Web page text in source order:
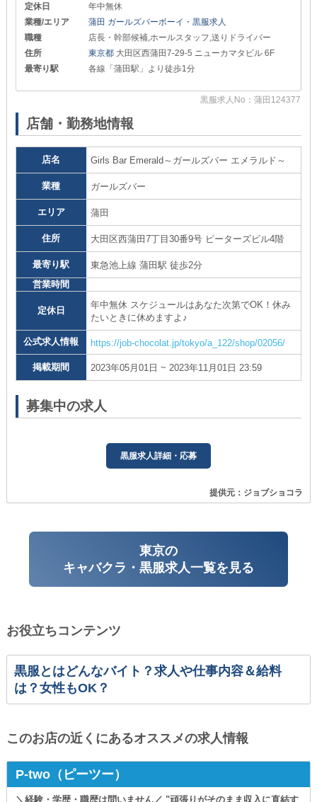
定休日
年中無休
業種/エリア
蒲田 ガールズバーボーイ・黒服求人
職種
店長・幹部候補,ホールスタッフ,送りドライバー
住所
東京都 大田区西蒲田7-29-5 ニューカマタビル 6F
最寄り駅
各線「蒲田駅」より徒歩1分
黒服求人No：蒲田124377
店舗・勤務地情報
店名 Girls Bar Emerald～ガールズバー エメラルド～
業種 ガールズバー
エリア 蒲田
住所 大田区西蒲田7丁目30番9号 ピーターズビル4階
最寄り駅
東急池上線 蒲田駅 徒歩2分
営業時間
定休日
年中無休 スケジュールはあなた次第でOK！休み
たいときに休めますよ♪
公式求人情報 https://job-chocolat.jp/tokyo/a_122/shop/02056/
掲載期間 2023年05月01日 ~ 2023年11月01日 23:59
募集中の求人
黒服求人詳細・応募
提供元：ジョブショコラ
東京の
キャバクラ・黒服求人一覧を見る
お役立ちコンテンツ
黒服とはどんなバイト？求人や仕事内容＆給料
は？女性もOK？
このお店の近くにあるオススメの求人情報
P-two（ピーツー）
＼経験・学歴・職歴は問いません／ "頑張りがそのまま収入に直結す